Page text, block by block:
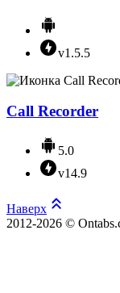
v1.5.5
Call Recorder
5.0
v14.9
Наверх
2012-2026 ©